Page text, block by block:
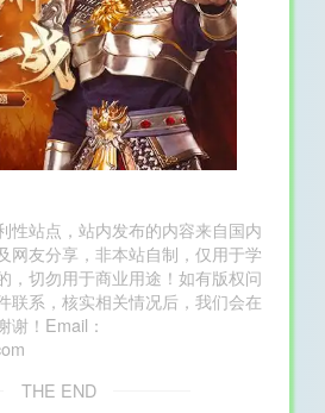
性站点，站内发布的内容来自国内
网友分享，非本站自制，仅用于学
，切勿用于商业用途！如有版权问
联系，核实相关情况后，我们会在
谢！Email：
THE END